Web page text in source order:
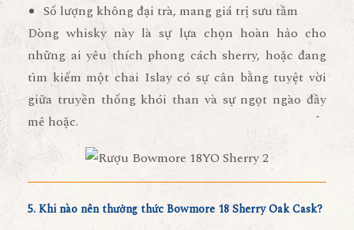
Số lượng không đại trà, mang giá trị sưu tầm
Dòng whisky này là sự lựa chọn hoàn hảo cho
những ai yêu thích phong cách sherry, hoặc đang
tìm kiếm một chai Islay có sự cân bằng tuyệt vời
giữa truyền thống khói than và sự ngọt ngào đầy
mê hoặc.
5. Khi nào nên thưởng thức Bowmore 18 Sherry Oak Cask?